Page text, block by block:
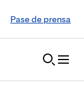
Pase de prensa